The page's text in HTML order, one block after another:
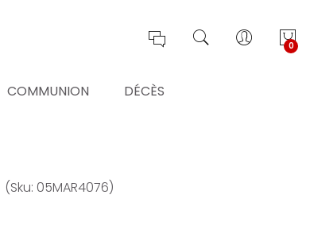
0
COMMUNION DÉCÈS
(Sku: 05MAR4076)